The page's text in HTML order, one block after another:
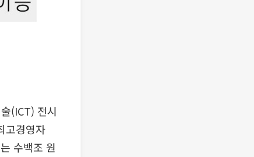
(ICT) 전시
고경영자
수백조 원